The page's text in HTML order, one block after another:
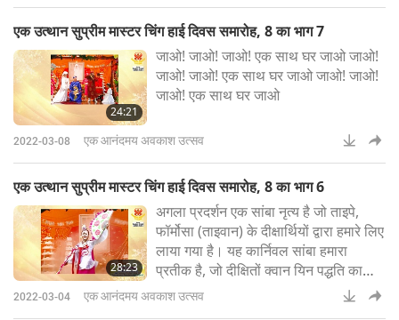
एक उत्थान सुप्रीम मास्टर चिंग हाई दिवस समारोह, 8 का भाग 7
24:21
जाओ! जाओ! जाओ! एक साथ घर जाओ जाओ!
जाओ! जाओ! एक साथ घर जाओ जाओ! जाओ!
जाओ! एक साथ घर जाओ
2022-03-08 एक आनंदमय अवकाश उत्सव
एक उत्थान सुप्रीम मास्टर चिंग हाई दिवस समारोह, 8 का भाग 6
28:23
अगला प्रदर्शन एक सांबा नृत्य है जो ताइपे,
फॉर्मोसा (ताइवान) के दीक्षार्थियों द्वारा हमारे लिए
लाया गया है। यह कार्निवल सांबा हमारा
प्रतीक है, जो दीक्षितों क्वान यिन पद्धति का
अभ्यास करते हैं। गुरुजी से दीक्षा प्राप्त करने
के बाद, हम चिंताओं और कष्टों से मुक्त हो जाते
2022-03-04 एक आनंदमय अवकाश उत्सव